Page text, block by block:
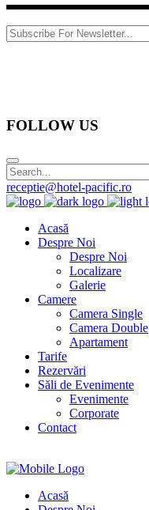
FOLLOW US
receptie@hotel-pacific.ro
Acasă
Despre Noi
Despre Noi
Localizare
Galerie
Camere
Camera Single
Camera Double
Apartament
Tarife
Rezervări
Săli de Evenimente
Evenimente
Corporate
Contact
Acasă